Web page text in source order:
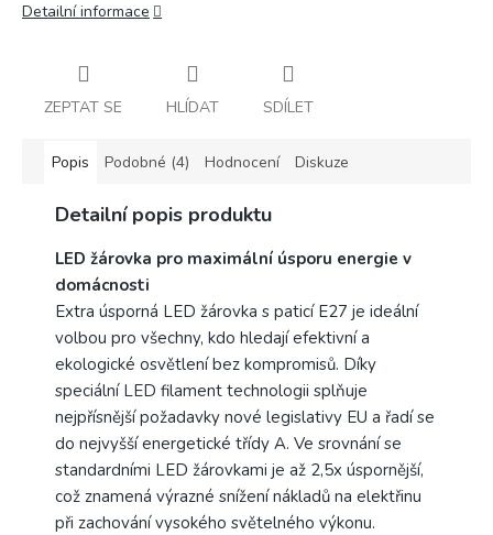
Detailní informace
ZEPTAT SE HLÍDAT SDÍLET
Popis Podobné (4) Hodnocení Diskuze
Detailní popis produktu
LED žárovka pro maximální úsporu energie v
domácnosti
Extra úsporná LED žárovka s paticí E27 je ideální
volbou pro všechny, kdo hledají efektivní a
ekologické osvětlení bez kompromisů. Díky
speciální LED filament technologii splňuje
nejpřísnější požadavky nové legislativy EU a řadí se
do nejvyšší energetické třídy A. Ve srovnání se
standardními LED žárovkami je až 2,5x úspornější,
což znamená výrazné snížení nákladů na elektřinu
při zachování vysokého světelného výkonu.